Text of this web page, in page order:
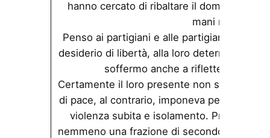
hanno cercato di ribaltare il dominio
mani nude.
Penso ai partigiani e alle partigiane, al loro
desiderio di libertà, alla loro determinazione
soffermo anche a riflettere sul
Certamente il loro presente non suggeriva
di pace, al contrario, imponeva pensieri di
violenza subita e isolamento.
nemmeno una frazione di secondo per